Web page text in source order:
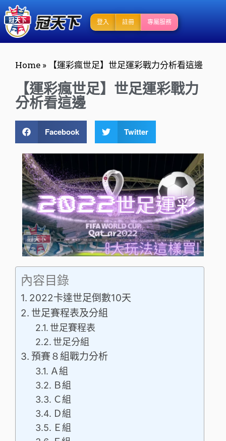
登入 註冊 專屬服務
Home » 【運彩瘋世足】世足運彩戰力分析看這邊
【運彩瘋世足】世足運彩戰力
分析看這邊
Facebook Twitter
內容目錄
2022卡達世足倒數10天
世足賽程表及分組
世足賽程表
世足分組
預賽８組戰力分析
Ａ組
Ｂ組
Ｃ組
Ｄ組
Ｅ組